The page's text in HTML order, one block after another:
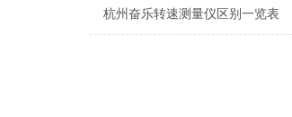
杭州奋乐转速测量仪区别一览表